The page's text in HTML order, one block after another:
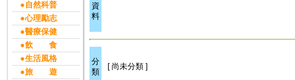
●自然科普
●心理勵志
●醫療保健
●飲 食
●生活風格
●旅 遊
資
料
分
類
[ 尚未分類 ]